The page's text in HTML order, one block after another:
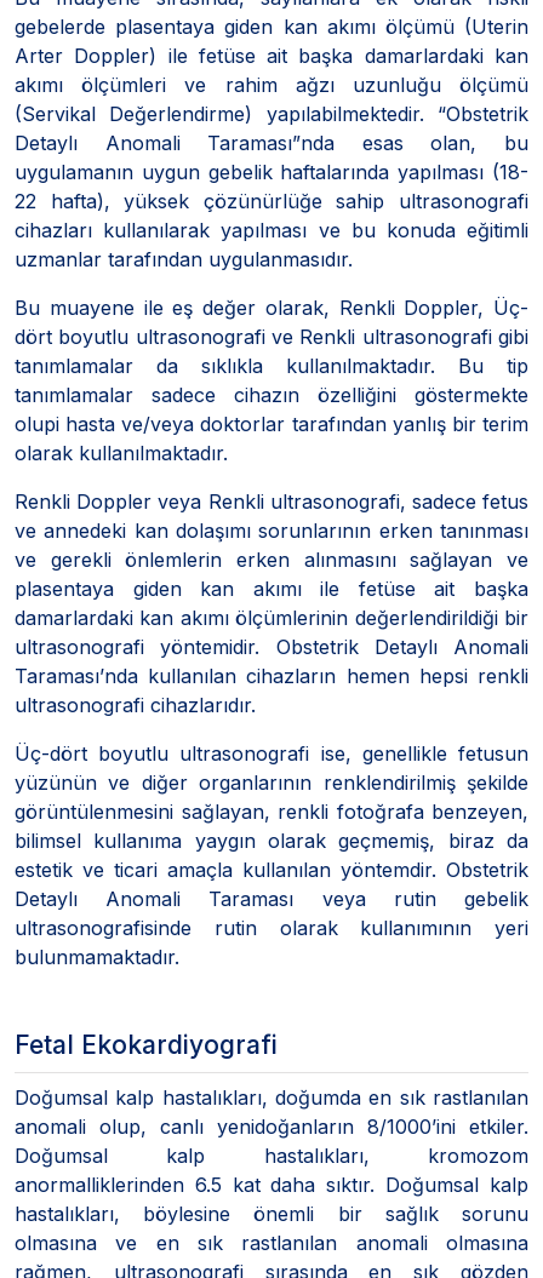
gebelerde plasentaya giden kan akımı ölçümü (Uterin
Arter Doppler) ile fetüse ait başka damarlardaki kan
akımı ölçümleri ve rahim ağzı uzunluğu ölçümü
(Servikal Değerlendirme) yapılabilmektedir. “Obstetrik
Detaylı Anomali Taraması”nda esas olan, bu
uygulamanın uygun gebelik haftalarında yapılması (18-
22 hafta), yüksek çözünürlüğe sahip ultrasonografi
cihazları kullanılarak yapılması ve bu konuda eğitimli
uzmanlar tarafından uygulanmasıdır.
Bu muayene ile eş değer olarak, Renkli Doppler, Üç-
dört boyutlu ultrasonografi ve Renkli ultrasonografi gibi
tanımlamalar da sıklıkla kullanılmaktadır. Bu tip
tanımlamalar sadece cihazın özelliğini göstermekte
olupi hasta ve/veya doktorlar tarafından yanlış bir terim
olarak kullanılmaktadır.
Renkli Doppler veya Renkli ultrasonografi, sadece fetus
ve annedeki kan dolaşımı sorunlarının erken tanınması
ve gerekli önlemlerin erken alınmasını sağlayan ve
plasentaya giden kan akımı ile fetüse ait başka
damarlardaki kan akımı ölçümlerinin değerlendirildiği bir
ultrasonografi yöntemidir. Obstetrik Detaylı Anomali
Taraması’nda kullanılan cihazların hemen hepsi renkli
ultrasonografi cihazlarıdır.
Üç-dört boyutlu ultrasonografi ise, genellikle fetusun
yüzünün ve diğer organlarının renklendirilmiş şekilde
görüntülenmesini sağlayan, renkli fotoğrafa benzeyen,
bilimsel kullanıma yaygın olarak geçmemiş, biraz da
estetik ve ticari amaçla kullanılan yöntemdir. Obstetrik
Detaylı Anomali Taraması veya rutin gebelik
ultrasonografisinde rutin olarak kullanımının yeri
bulunmamaktadır.
Fetal Ekokardiyografi
Doğumsal kalp hastalıkları, doğumda en sık rastlanılan
anomali olup, canlı yenidoğanların 8/1000’ini etkiler.
Doğumsal kalp hastalıkları, kromozom
anormalliklerinden 6.5 kat daha sıktır. Doğumsal kalp
hastalıkları, böylesine önemli bir sağlık sorunu
olmasına ve en sık rastlanılan anomali olmasına
rağmen, ultrasonografi sırasında en sık gözden